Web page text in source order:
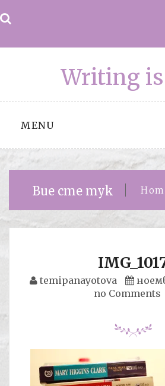
to
Writing
MENU
Вие сте тук
temipanayotova
no Comments